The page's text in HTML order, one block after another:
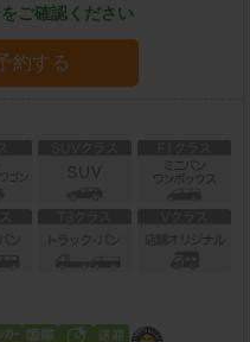
ご確認ください
約する